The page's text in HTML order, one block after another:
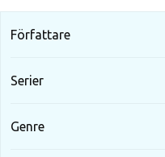
Författare
Serier
Genre